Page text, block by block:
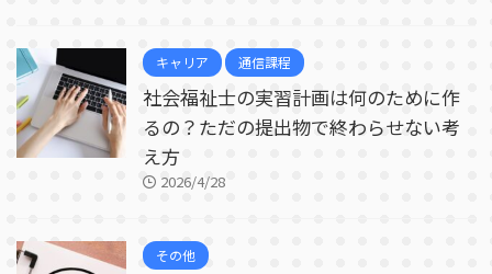
キャリア 通信課程
社会福祉士の実習計画は何のために作
るの？ただの提出物で終わらせない考
え方
2026/4/28
その他